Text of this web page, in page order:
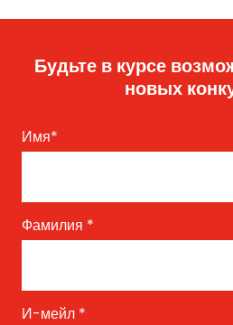
Будьте в курсе
новых
Имя*
Фамилия *
И-мейл *